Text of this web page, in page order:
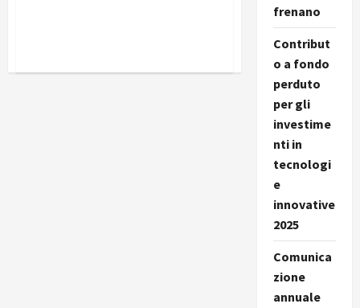
frenano
Contribut
o a fondo
perduto
per gli
investime
nti in
tecnologi
e
innovative
2025
Comunica
zione
annuale